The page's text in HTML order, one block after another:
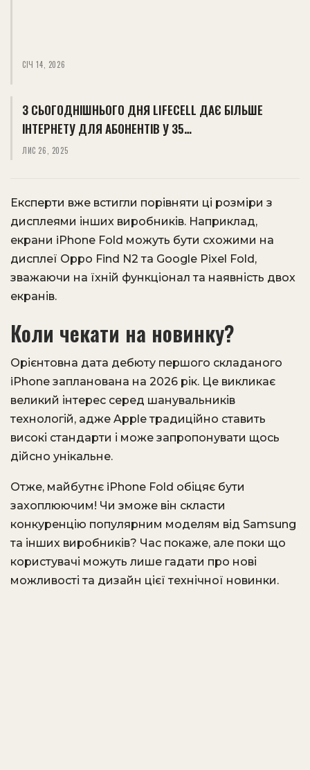
СІЧ 14, 2026
З СЬОГОДНІШНЬОГО ДНЯ LIFECELL ДАЄ БІЛЬШЕ
ІНТЕРНЕТУ ДЛЯ АБОНЕНТІВ У 35…
ЛИС 26, 2025
Експерти вже встигли порівняти ці розміри з
дисплеями інших виробників. Наприклад,
екрани iPhone Fold можуть бути схожими на
дисплеї Oppo Find N2 та Google Pixel Fold,
зважаючи на їхній функціонал та наявність двох
екранів.
Коли чекати на новинку?
Орієнтовна дата дебюту першого складаного
iPhone запланована на 2026 рік. Це викликає
великий інтерес серед шанувальників
технологій, адже Apple традиційно ставить
високі стандарти і може запропонувати щось
дійсно унікальне.
Отже, майбутнє iPhone Fold обіцяє бути
захоплюючим! Чи зможе він скласти
конкуренцію популярним моделям від Samsung
та інших виробників? Час покаже, але поки що
користувачі можуть лише гадати про нові
можливості та дизайн цієї технічної новинки.